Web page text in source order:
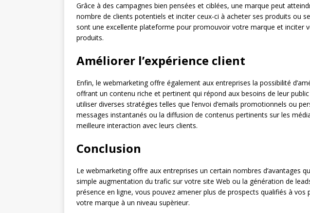
Grâce à des campagnes bien pensées et ciblées, une marque peut
nombre de clients potentiels et inciter ceux-ci à acheter ses produits ou
sont une excellente plateforme pour promouvoir votre marque et inciter
produits.
Améliorer l’expérience client
Enfin, le webmarketing offre également aux entreprises la possibilité
offrant un contenu riche et pertinent qui répond aux besoins de leur
utiliser diverses stratégies telles que l’envoi d’emails promotionnels ou
messages instantanés ou la diffusion de contenus pertinents sur les
meilleure interaction avec leurs clients.
Conclusion
Le webmarketing offre aux entreprises un certain nombres d’avantages
simple augmentation du trafic sur votre site Web ou la génération de
présence en ligne, vous pouvez amener plus de prospects qualifiés à
votre marque à un niveau supèrieur.